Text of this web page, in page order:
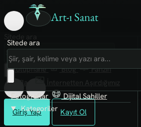
Art-ı Sanat
Giriş Yap Kayıt Ol
Sitede ara
Art-ı Sosyal
İmece
Kütüphane
Blog
Fanzin
Rafları
Fotoğraflar
Dijital Sahiller
Kategoriler